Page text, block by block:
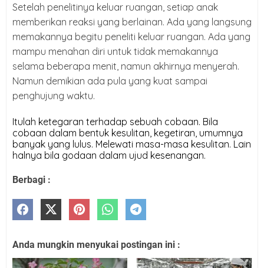
Setelah penelitinya keluar ruangan, setiap anak
memberikan reaksi yang berlainan. Ada yang langsung
memakannya begitu peneliti keluar ruangan. Ada yang
mampu menahan diri untuk tidak memakannya
selama beberapa menit, namun akhirnya menyerah.
Namun demikian ada pula yang kuat sampai
penghujung waktu.
Itulah ketegaran terhadap sebuah cobaan. Bila
cobaan dalam bentuk kesulitan, kegetiran, umumnya
banyak yang lulus. Melewati masa-masa kesulitan. Lain
halnya bila godaan dalam ujud kesenangan.
Berbagi :
Anda mungkin menyukai postingan ini :